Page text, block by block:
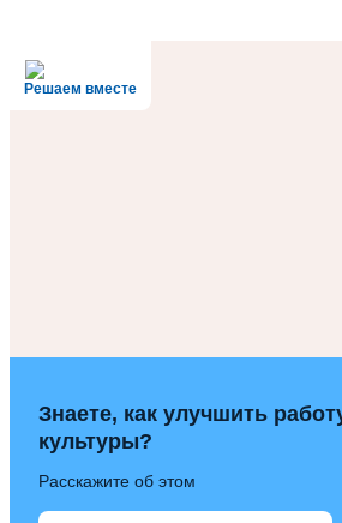
Решаем вместе
Знаете, как улучшить
культуры?
Расскажите об этом